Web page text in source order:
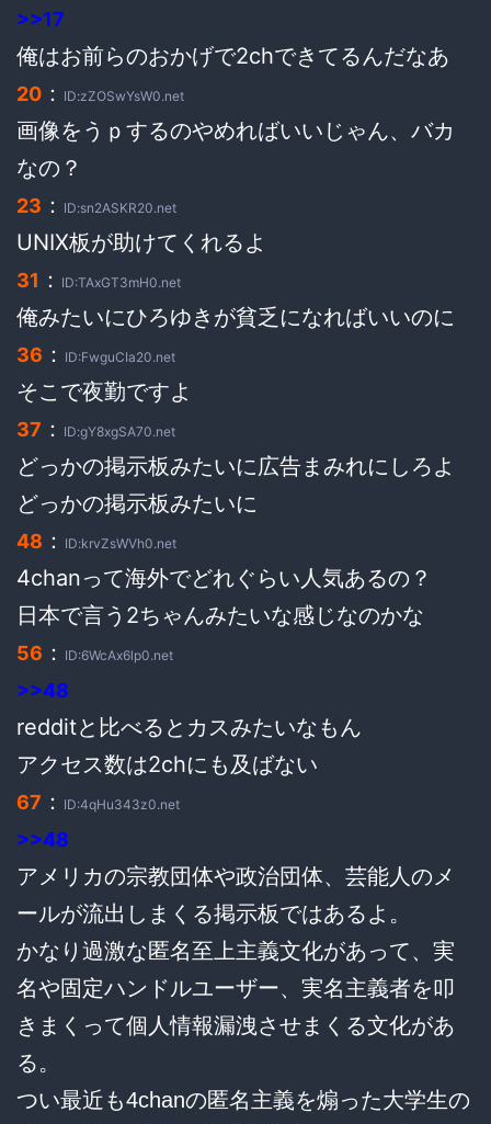
>>17
俺はお前らのおかげで2chできてるんだなあ
20 ： ID:zZOSwYsW0.net
画像をうｐするのやめればいいじゃん、バカ
なの？
23 ： ID:sn2ASKR20.net
UNIX板が助けてくれるよ
31 ： ID:TAxGT3mH0.net
俺みたいにひろゆきが貧乏になればいいのに
36 ： ID:FwguCIa20.net
そこで夜勤ですよ
37 ： ID:gY8xgSA70.net
どっかの掲示板みたいに広告まみれにしろよ
どっかの掲示板みたいに
48 ： ID:krvZsWVh0.net
4chanって海外でどれぐらい人気あるの？
日本で言う2ちゃんみたいな感じなのかな
56 ： ID:6WcAx6lp0.net
>>48
redditと比べるとカスみたいなもん
アクセス数は2chにも及ばない
67 ： ID:4qHu343z0.net
>>48
アメリカの宗教団体や政治団体、芸能人のメ
ールが流出しまくる掲示板ではあるよ。
かなり過激な匿名至上主義文化があって、実
名や固定ハンドルユーザー、実名主義者を叩
きまくって個人情報漏洩させまくる文化があ
る。
つい最近も4chanの匿名主義を煽った大学生の